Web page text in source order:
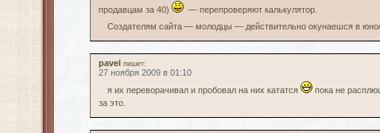
продавцам за 40)
— перепроверяют калькулятор.
Создателям сайта — молодцы — действительно окунаешся в
pavel пишет:
27 ноября 2009 в 01:10
я их переворачивал и пробовал на них кататся
пока не
за это.